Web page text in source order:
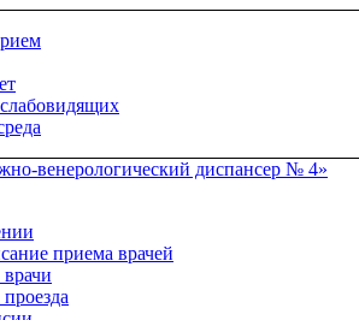
приема врачей